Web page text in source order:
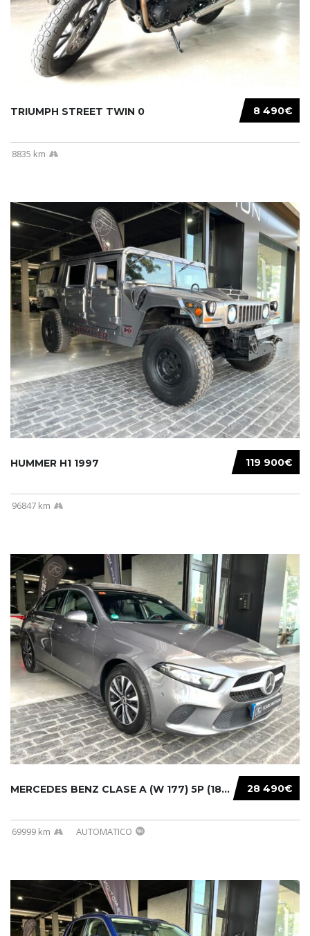
8 490€
TRIUMPH STREET TWIN 0
8835 km
119 900€
HUMMER H1 1997
96847 km
28 490€
MERCEDES BENZ CLASE A (W 177) 5P (18-) 2020....
69999 km AUTOMATICO